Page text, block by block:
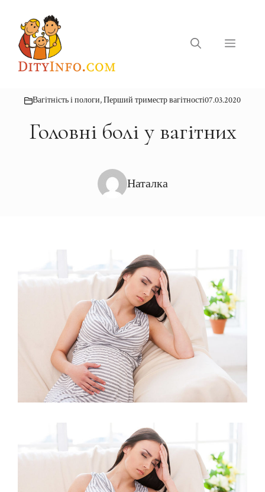
вмісту
Меню
Вагітність і пологи,Перший триместр вагітності07.03.2020
Головні болі у вагітних
Наталка